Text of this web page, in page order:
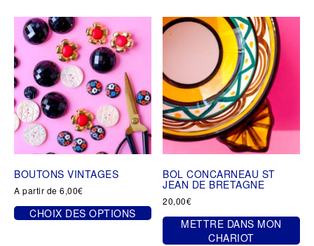
BOUTONS VINTAGES
A partir de 6,00€
CHOIX DES OPTIONS
BOL CONCARNEAU ST
JEAN DE BRETAGNE
20,00€
METTRE DANS MON
CHARIOT